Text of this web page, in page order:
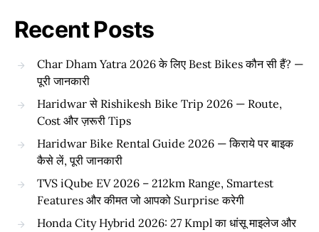
Recent Posts
Char Dham Yatra 2026 के लिए Best Bikes कौन सी हैं? —
पूरी जानकारी
Haridwar से Rishikesh Bike Trip 2026 — Route,
Cost और ज़रूरी Tips
Haridwar Bike Rental Guide 2026 — किराये पर बाइक
कैसे लें, पूरी जानकारी
TVS iQube EV 2026 – 212km Range, Smartest
Features और कीमत जो आपको Surprise करेगी
Honda City Hybrid 2026: 27 Kmpl का धांसू माइलेज और